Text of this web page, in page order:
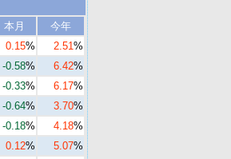
本月
今年
0.15% 2.51%
-0.58% 6.42%
-0.33% 6.17%
-0.64% 3.70%
-0.18% 4.18%
0.12% 5.07%